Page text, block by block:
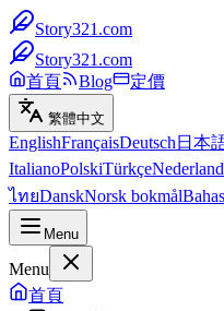
Story321.com
Story321.com
首頁
Blog 定價
繁體中文
EnglishFrançaisDeutsch 日本
ItalianoPolskiTürkçe
ไทยDanskNorsk bokmål
Menu
Menu
首頁